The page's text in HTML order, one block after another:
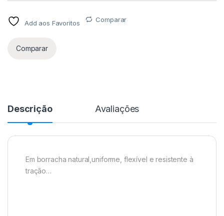
Add aos Favoritos Comparar
Comparar
Descrição Avaliações
Em borracha natural,uniforme, flexível e resistente à
tração…